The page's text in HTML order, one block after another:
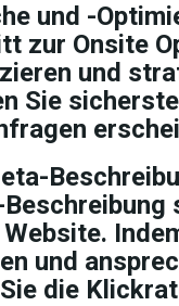
und -
zur Onsite
und
Sie
und
die